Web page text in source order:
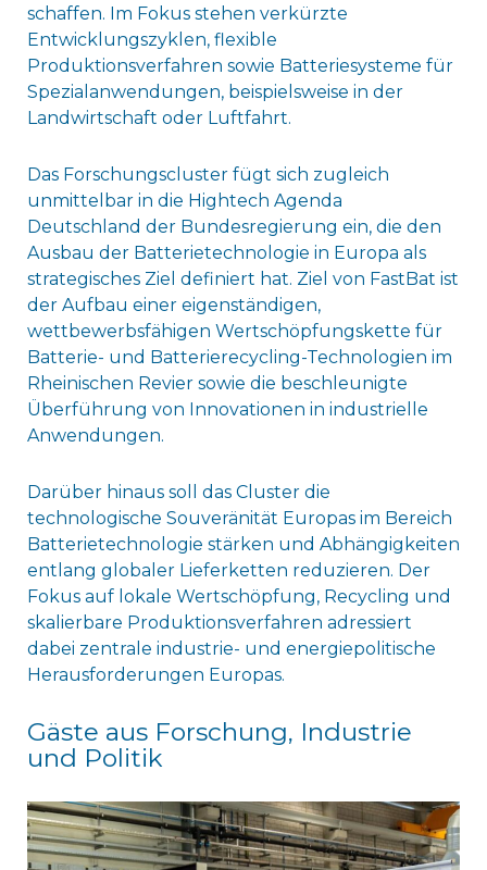
schaffen. Im Fokus stehen verkürzte
Entwicklungszyklen, flexible
Produktionsverfahren sowie Batteriesysteme für
Spezialanwendungen, beispielsweise in der
Landwirtschaft oder Luftfahrt.
Das Forschungscluster fügt sich zugleich
unmittelbar in die Hightech Agenda
Deutschland der Bundesregierung ein, die den
Ausbau der Batterietechnologie in Europa als
strategisches Ziel definiert hat. Ziel von FastBat ist
der Aufbau einer eigenständigen,
wettbewerbsfähigen Wertschöpfungskette für
Batterie- und Batterierecycling-Technologien im
Rheinischen Revier sowie die beschleunigte
Überführung von Innovationen in industrielle
Anwendungen.
Darüber hinaus soll das Cluster die
technologische Souveränität Europas im Bereich
Batterietechnologie stärken und Abhängigkeiten
entlang globaler Lieferketten reduzieren. Der
Fokus auf lokale Wertschöpfung, Recycling und
skalierbare Produktionsverfahren adressiert
dabei zentrale industrie- und energiepolitische
Herausforderungen Europas.
Gäste aus Forschung, Industrie
und Politik